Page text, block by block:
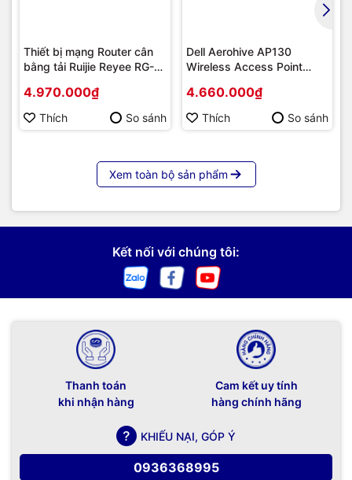
Thiết bị mạng Router cân
bằng tải Ruijie Reyee RG-
4.970.000₫
Thích So sánh
Dell Aerohive AP130
Wireless Access Point
4.660.000₫
Thích So sánh
Xem toàn bộ sản phẩm
Kết nối với chúng tôi:
Thanh toán
khi nhận hàng
Cam kết uy tính
hàng chính hãng
KHIẾU NẠI, GÓP Ý
0936368995